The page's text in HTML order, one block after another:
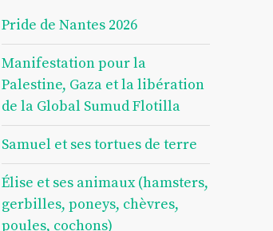
Pride de Nantes 2026
Manifestation pour la
Palestine, Gaza et la libération
de la Global Sumud Flotilla
Samuel et ses tortues de terre
Élise et ses animaux (hamsters,
gerbilles, poneys, chèvres,
poules, cochons)